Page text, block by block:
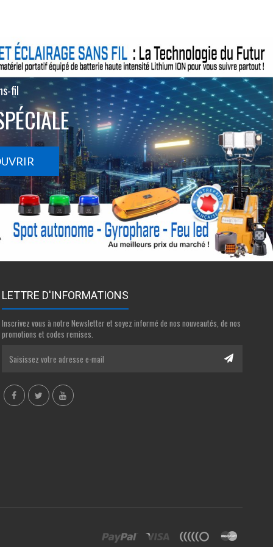
fil
LETTRE D'INFORMATIONS
Inscrivez vous à notre Newsletter et soyez informé de nos nouveautés, de nos
promotions et codes remises.